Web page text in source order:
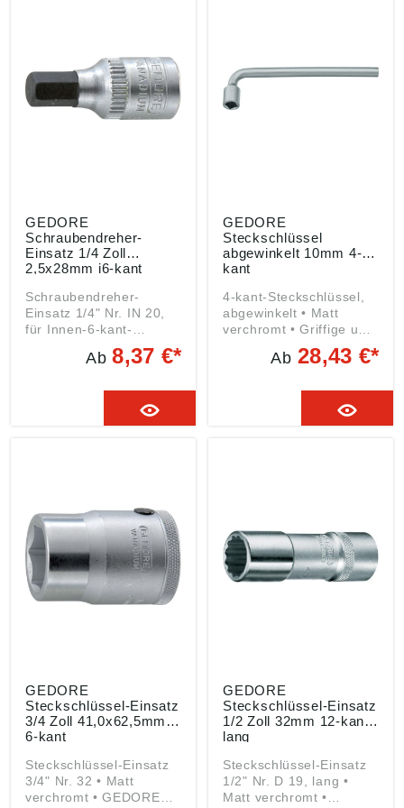
Produktsicherheitsveror
dnung ((EU) 2023/998):
GEDORE
Werkzeugfabrik GmbH &
Produktsicherheitsveror
dnung ((EU) 2023/998):
GEDORE
GEDORE
Schraubendreher-
Einsatz 1/4 Zoll
2,5x28mm i6-kant
Schraubendreher-
Einsatz 1/4" Nr. IN 20,
für Innen-6-kant-
Schrauben • Matt
verchromt • GEDORE
manganphosphatiert •
DIN 7422 • Griffig
Produktsicherheitsveror
dnung ((EU) 2023/998):
GEDORE
Werkzeugfabrik GmbH &
Co. KG, Remscheider
Straße 149, 42899
Ab8,37 €*
GEDORE
Steckschlüssel
abgewinkelt 10mm 4-
kant
4-kant-Steckschlüssel,
abgewinkelt • Matt
verchromt • Griffige und
blendfreie Oberfläche •
GEDORE Vanadium
vorstehende Bolzen
Angaben gemäß
Remscheid, DE,
gedore.empfang@gedor
e.com
Ab28,43 €*
GEDORE
Steckschlüssel-Einsatz
3/4 Zoll 41,0x62,5mm
6-kant
Steckschlüssel-Einsatz
3/4" Nr. 32 • Matt
verchromt • GEDORE
GEDORE
Steckschlüssel-Einsatz
1/2 Zoll 32mm 12-kant
lang
Steckschlüssel-Einsatz
1/2" Nr. D 19, lang •
Matt verchromt •